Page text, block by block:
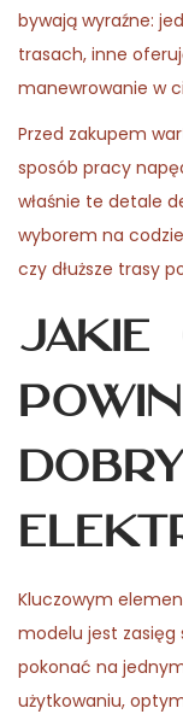
bywają wyraźne:
trasach, inne
manewrowanie w
Przed zakupem
sposób pracy
właśnie te detale
wyborem na
czy dłuższe trasy
Jakie
Kluczowym
modelu jest zasięg
pokonać na
użytkowaniu,